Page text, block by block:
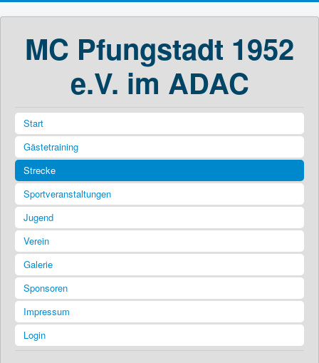
MC Pfungstadt 1952
e.V. im ADAC
Start
Gästetraining
Strecke
Sportveranstaltungen
Jugend
Verein
Galerie
Sponsoren
Impressum
Login